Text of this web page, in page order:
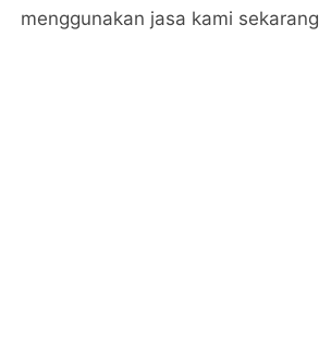
menggunakan jasa kami sekarang